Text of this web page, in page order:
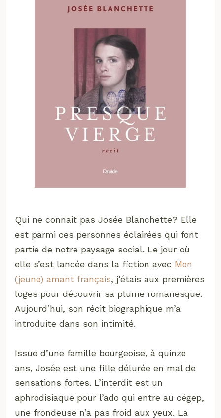
Qui ne connait pas Josée Blanchette? Elle
est parmi ces personnes éclairées qui font
partie de notre paysage social. Le jour où
elle s’est lancée dans la fiction avec Mon
(jeune) amant français, j’étais aux premières
loges pour découvrir sa plume romanesque.
Aujourd’hui, son récit biographique m’a
introduite dans son intimité.
Issue d’une famille bourgeoise, à quinze
ans, Josée est une fille délurée en mal de
sensations fortes. L’interdit est un
aphrodisiaque pour l’ado qui entre au cégep,
une frondeuse n’a pas froid aux yeux. La